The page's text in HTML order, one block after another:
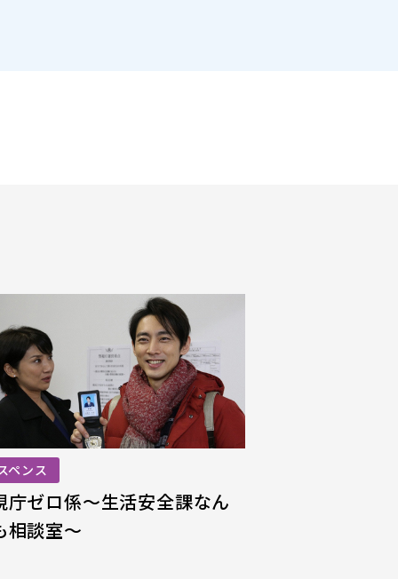
ペンス
庁ゼロ係～生活安全課なん
相談室～